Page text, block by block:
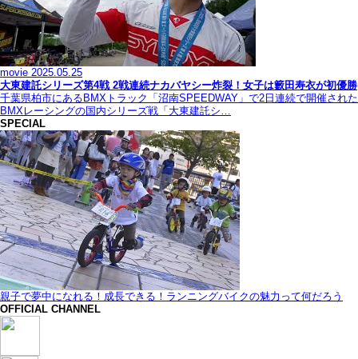
movie 2025.05.25
大東建託シリーズ第4戦 2戦連続ナカバヤシー炸裂！女子は籔田寿衣が初優勝
千葉県柏市にあるBMXトラック「沼南SPEEDWAY」で2日連続で開催された
BMXレーシングの国内シリーズ戦「大東建託シ…
SPECIAL
親子で夢中になれる！成長できる！ランニングバイクの魅力って何だろう
OFFICIAL CHANNEL